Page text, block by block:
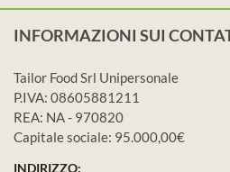
INFORMAZIONI SUI
Tailor Food Srl Unipersonale
P.IVA: 08605881211
REA: NA - 970820
Capitale sociale: 95.000,00€
INDIRIZZO: